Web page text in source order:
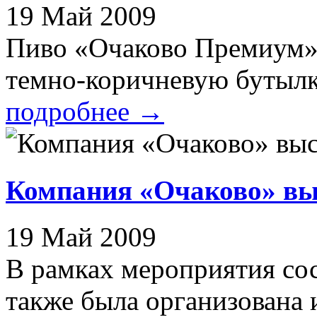
19 Май 2009
Пиво «Очаково Премиум»
темно-коричневую
подробнее →
Компания «Очаково»
19 Май 2009
В рамках мероприятия
также была